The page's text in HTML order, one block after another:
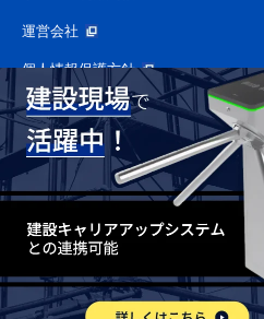
運営会社
個人情報保護方針
APプライバシーポリシー
個人情報の取り扱いについて
反社会的勢力に関する基本方針
特定商取引に関する法律に
基づく表記